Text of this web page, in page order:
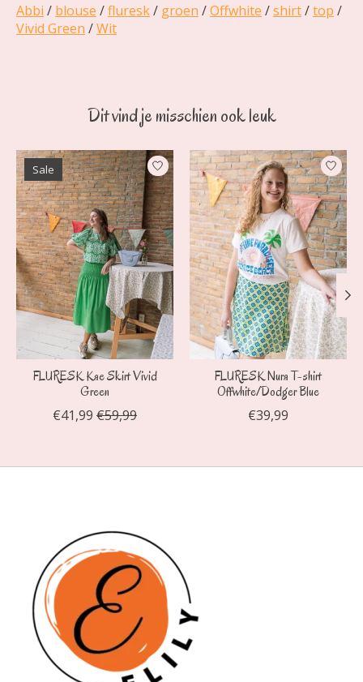
Abbi / blouse /fluresk/ groen /Offwhite /shirt/top /
Vivid Green /Wit
Dit vind je misschien ook leuk
Items van productcarrousel
Sale
FLURESK Kae Skirt Vivid
Green
€41,99 €59,99
FLURESK Nura T-shirt
Offwhite/Dodger Blue
€39,99